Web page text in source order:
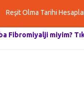
Reşit Olma Tarihi
Fibromiyalji miyim?